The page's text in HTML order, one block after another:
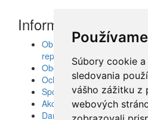
Súbory cookie
sledovania
vášho zážitku z
webových
Informácie
Obrazy, nálepky, fototapety,
reprodukcie
Obchodné podmienky
Ochrana osobných údajov
Spolupráca
Akcie a Doručenie
Darčekové poukážky